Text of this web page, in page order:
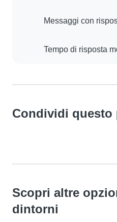
Messaggi con
Tempo di risposta
Condividi questo
Scopri altre
dintorni